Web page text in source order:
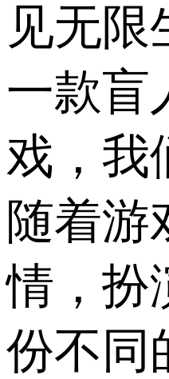
见无限
一款盲
戏，我
随着游
情，扮
份不同